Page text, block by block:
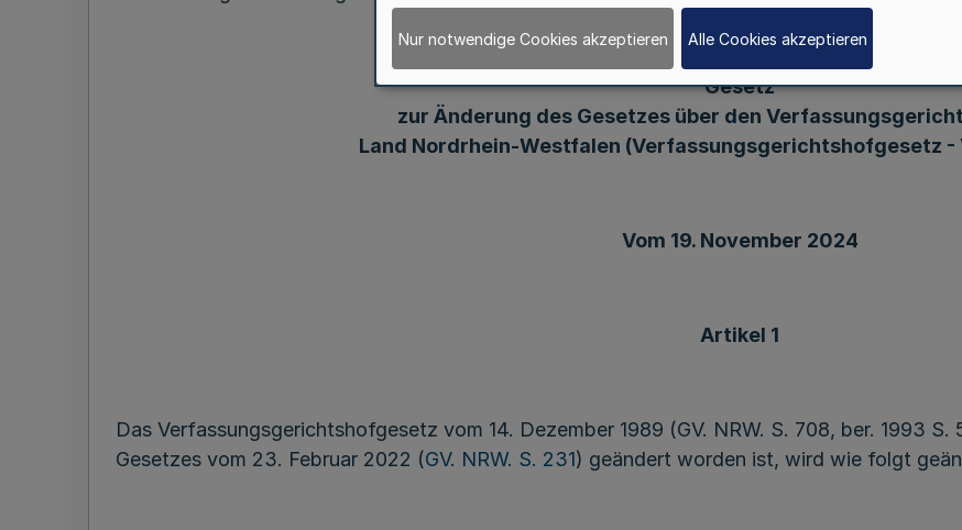
Gesetz
zur Änderung des Gesetzes über den
Land Nordrhein-Westfalen (Verfassungsgerichtshofgesetz -
Vom 19. November 2024
Artikel 1
Das Verfassungsgerichtshofgesetz vom 14. Dezember 1989 (GV. NRW. S. 708, ber. 1993
Gesetzes vom 23. Februar 2022 (GV. NRW. S. 231) geändert worden ist, wird wie folgt
Nur notwendige Cookies akzeptieren Alle Cookies akzeptieren